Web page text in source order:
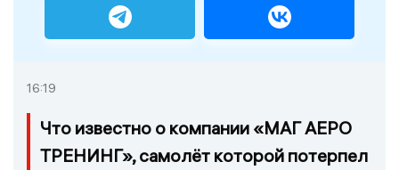
16:19
Что известно о компании «МАГ АЕРО
ТРЕНИНГ», самолёт которой потерпел